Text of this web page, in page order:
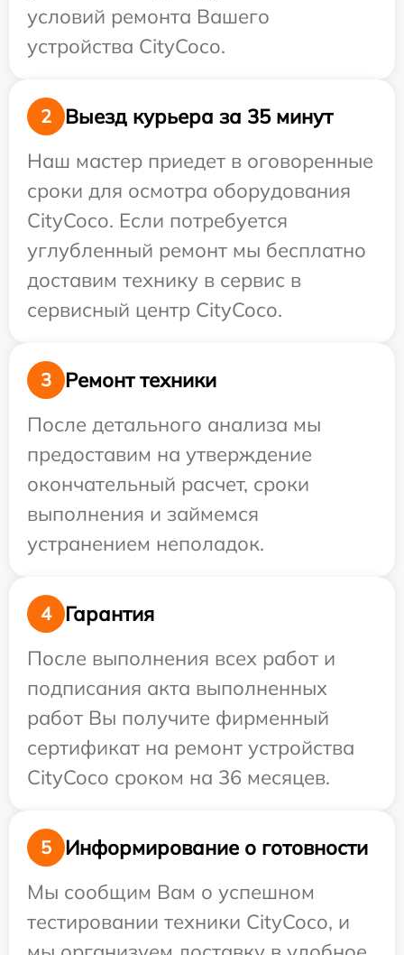
условий ремонта Вашего
устройства CityCoco.
2
Выезд курьера за 35 минут
Наш мастер приедет в оговоренные
сроки для осмотра оборудования
CityCoco. Если потребуется
углубленный ремонт мы бесплатно
доставим технику в сервис в
сервисный центр CityCoco.
3
Ремонт техники
После детального анализа мы
предоставим на утверждение
окончательный расчет, сроки
выполнения и займемся
устранением неполадок.
4
Гарантия
После выполнения всех работ и
подписания акта выполненных
работ Вы получите фирменный
сертификат на ремонт устройства
CityCoco сроком на 36 месяцев.
5
Информирование о готовности
Мы сообщим Вам о успешном
тестировании техники CityCoco, и